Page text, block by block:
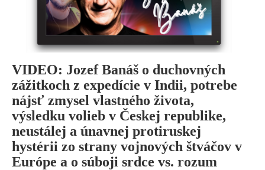
VIDEO: Jozef Banáš o duchovných
zážitkoch z expedície v Indii, potrebe
nájsť zmysel vlastného života,
výsledku volieb v Českej republike,
neustálej a únavnej protiruskej
hystérii zo strany vojnových štváčov v
Európe a o súboji srdce vs. rozum